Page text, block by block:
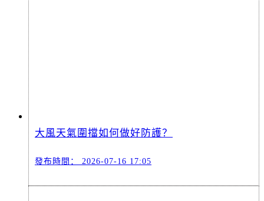
大風天氣圍擋如何做好防護？
發布時間： 2026-07-16 17:05